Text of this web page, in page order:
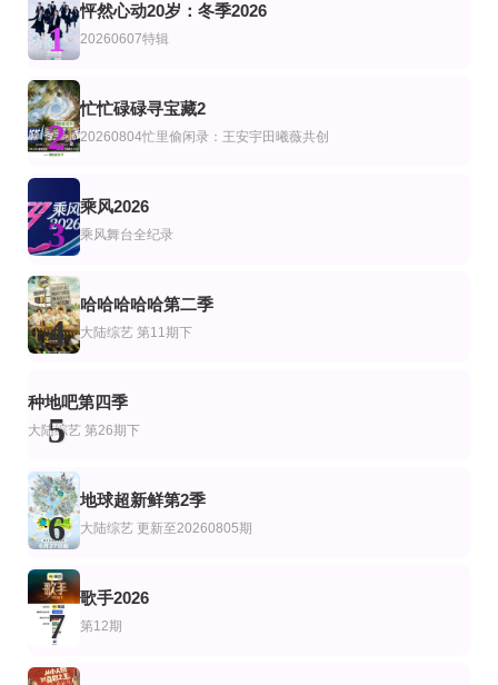
第3期
Happy Together不是一个人真好
第9期
天赐的声音第7季
第17期
家有恶猫第四季
更新至第13集
ZPOT 新丁企划
黎子琛,黄日禧,周德诚,关晓隆,陈缙羲,张肇维,林焯彦
第3期
创业安徽第11季
林海
更新至20260618期
端午奇妙游2026
更新至07集
深夜怪谈会6
2026年文化中心·水立方杯中文歌曲大赛
你钱我花独担旅行2026
金俊浩,张东民,刘世允,洪仁圭,김대희(金大熙)
第10期完结
史上最佳
丹尼尔·托什,Kristen Doute,Joey Sasso,Teck Holmes
第04期
典籍里的湖湘名人第二季
更新至第20260807期
密室大逃脱第八季
2026桃你喜欢·爱奇艺717会员节——IP互动嘉年华
大庸青春芒果演唱会
沈梦辰,齐思钧,郑方一
斯蒂芬妮的景点
斯蒂芬妮·麦克马洪保罗·莱维斯克科迪·罗兹
1
怦然心动20岁：冬季2026
20260607特辑
2
忙忙碌碌寻宝藏2
20260804忙里偷闲录：王安宇田曦薇共创
3
乘风2026
乘风舞台全纪录
4
哈哈哈哈哈第二季
大陆综艺 第11期下
5
种地吧第四季
大陆综艺 第26期下
6
地球超新鲜第2季
大陆综艺 更新至20260805期
7
歌手2026
第12期